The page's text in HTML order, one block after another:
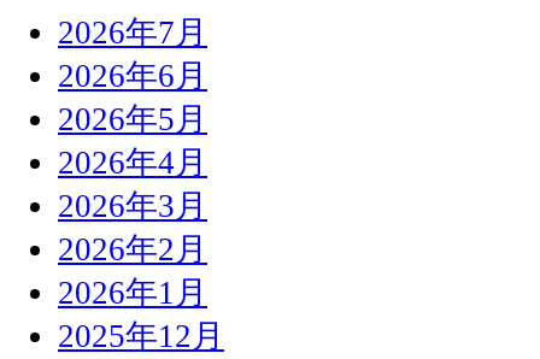
2026年7月
2026年6月
2026年5月
2026年4月
2026年3月
2026年2月
2026年1月
2025年12月